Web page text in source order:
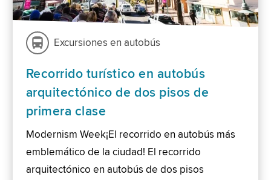
Excursiones en autobús
Recorrido turístico en autobús
arquitectónico de dos pisos de
primera clase
Modernism Week¡El recorrido en autobús más
emblemático de la ciudad! El recorrido
arquitectónico en autobús de dos pisos